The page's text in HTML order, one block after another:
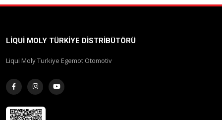
LIQUI MOLY TÜRKIYE DISTRIBÜTÖRÜ
Liqui Moly Turkiye Egemot Otomotiv